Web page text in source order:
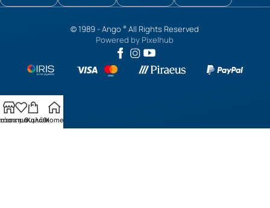
© 1989 -Ango® All Rights Reserved
Powered by Pixelhub
επιθυμιών
ΚαλάθιHome